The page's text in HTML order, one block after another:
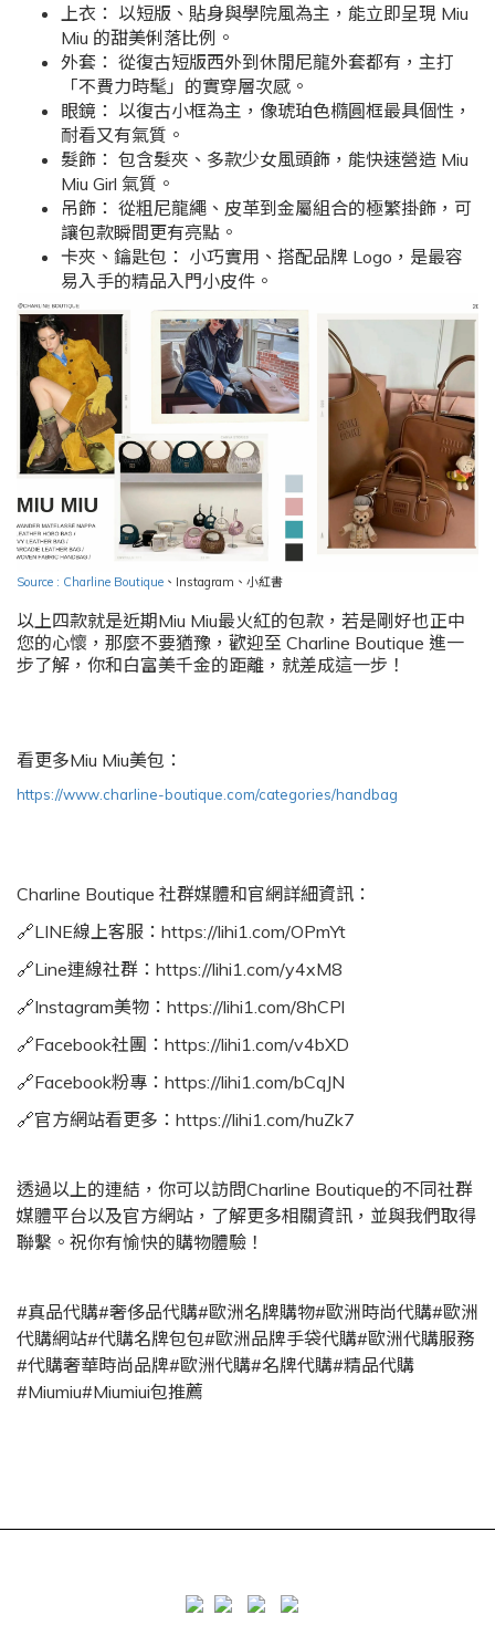
上衣： 以短版、貼身與學院風為主，能立即呈現 Miu
Miu 的甜美俐落比例。
外套： 從復古短版西外到休閒尼龍外套都有，主打
「不費力時髦」的實穿層次感。
眼鏡： 以復古小框為主，像琥珀色橢圓框最具個性，
耐看又有氣質。
髮飾： 包含髮夾、多款少女風頭飾，能快速營造 Miu
Miu Girl 氣質。
吊飾： 從粗尼龍繩、皮革到金屬組合的極繁掛飾，可
讓包款瞬間更有亮點。
卡夾、鑰匙包： 小巧實用、搭配品牌 Logo，是最容
易入手的精品入門小皮件。
Source : Charline Boutique 、 Instagram 、小紅書
以上四款就是近期Miu Miu最火紅的包款，若是剛好也正中
您的心懷，那麼不要猶豫，歡迎至 Charline Boutique 進一
步了解，你和白富美千金的距離，就差成這一步！
看更多Miu Miu美包：
https://www.charline-boutique.com/categories/handbag
Charline Boutique 社群媒體和官網詳細資訊：
🔗LINE線上客服： https://lihi1.com/OPmYt
🔗Line連線社群： https://lihi1.com/y4xM8
🔗Instagram美物： https://lihi1.com/8hCPl
🔗Facebook社團： https://lihi1.com/v4bXD
🔗Facebook粉專： https://lihi1.com/bCqJN
🔗官方網站看更多： https://lihi1.com/huZk7
透過以上的連結，你可以訪問Charline Boutique的不同社群
媒體平台以及官方網站，了解更多相關資訊，並與我們取得
聯繫。祝你有愉快的購物體驗！
#真品代購#奢侈品代購#歐洲名牌購物#歐洲時尚代購#歐洲
代購網站#代購名牌包包#歐洲品牌手袋代購#歐洲代購服務
#代購奢華時尚品牌#歐洲代購#名牌代購#精品代購
#Miumiu#Miumiui包推薦